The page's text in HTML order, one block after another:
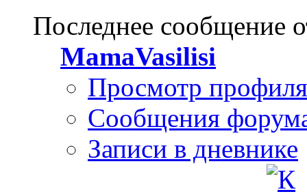
Последнее сообщение
MamaVasilisi
Просмотр профиля
Сообщения
Записи в дневнике